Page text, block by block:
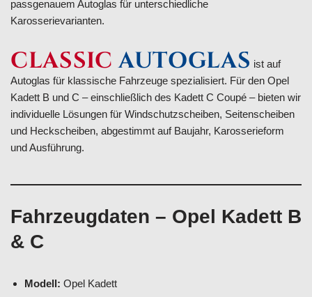
passgenauem Autoglas für unterschiedliche
Karosserievarianten.
CLASSIC AUTOGLAS ist auf
Autoglas für klassische Fahrzeuge spezialisiert. Für den Opel
Kadett B und C – einschließlich des Kadett C Coupé – bieten wir
individuelle Lösungen für Windschutzscheiben, Seitenscheiben
und Heckscheiben, abgestimmt auf Baujahr, Karosserieform
und Ausführung.
Fahrzeugdaten – Opel Kadett B
& C
Modell: Opel Kadett